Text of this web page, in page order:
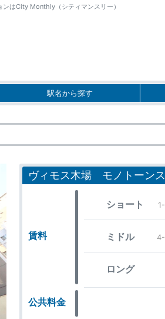
はCity Monthly（シティマンスリー）
駅名から探す
ヴィモス木場 モノトーンス
賃料
ショート
ミドル
ロング
公共料金